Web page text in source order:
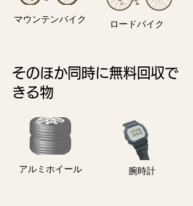
マウンテンバイク ロードバイク
そのほか同時に無料回収で
きる物
アルミホイール ​腕時計